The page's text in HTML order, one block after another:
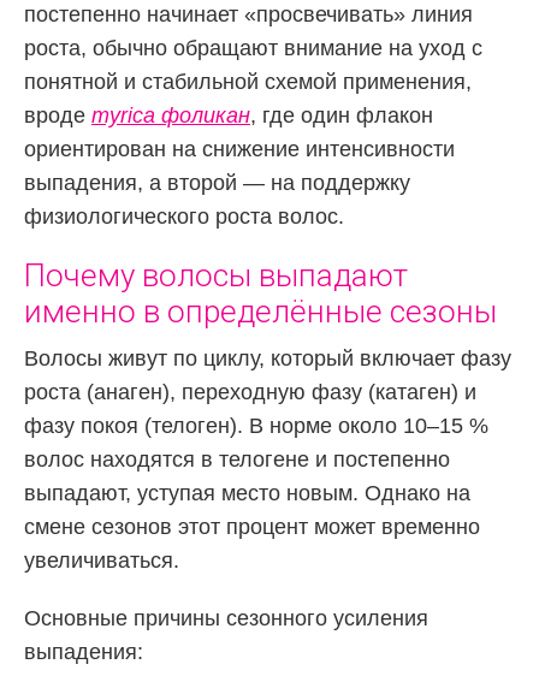
постепенно начинает «просвечивать» линия
роста, обычно обращают внимание на уход с
понятной и стабильной схемой применения,
вроде myrica фоликан, где один флакон
ориентирован на снижение интенсивности
выпадения, а второй — на поддержку
физиологического роста волос.
Почему волосы выпадают
именно в определённые сезоны
Волосы живут по циклу, который включает фазу
роста (анаген), переходную фазу (катаген) и
фазу покоя (телоген). В норме около 10–15 %
волос находятся в телогене и постепенно
выпадают, уступая место новым. Однако на
смене сезонов этот процент может временно
увеличиваться.
Основные причины сезонного усиления
выпадения: